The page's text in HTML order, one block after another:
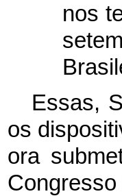
nos
Essas,
os
ora